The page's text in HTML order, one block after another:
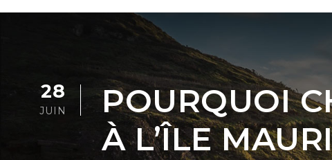
28
JUIN
POURQUOI
À L’ÎLE